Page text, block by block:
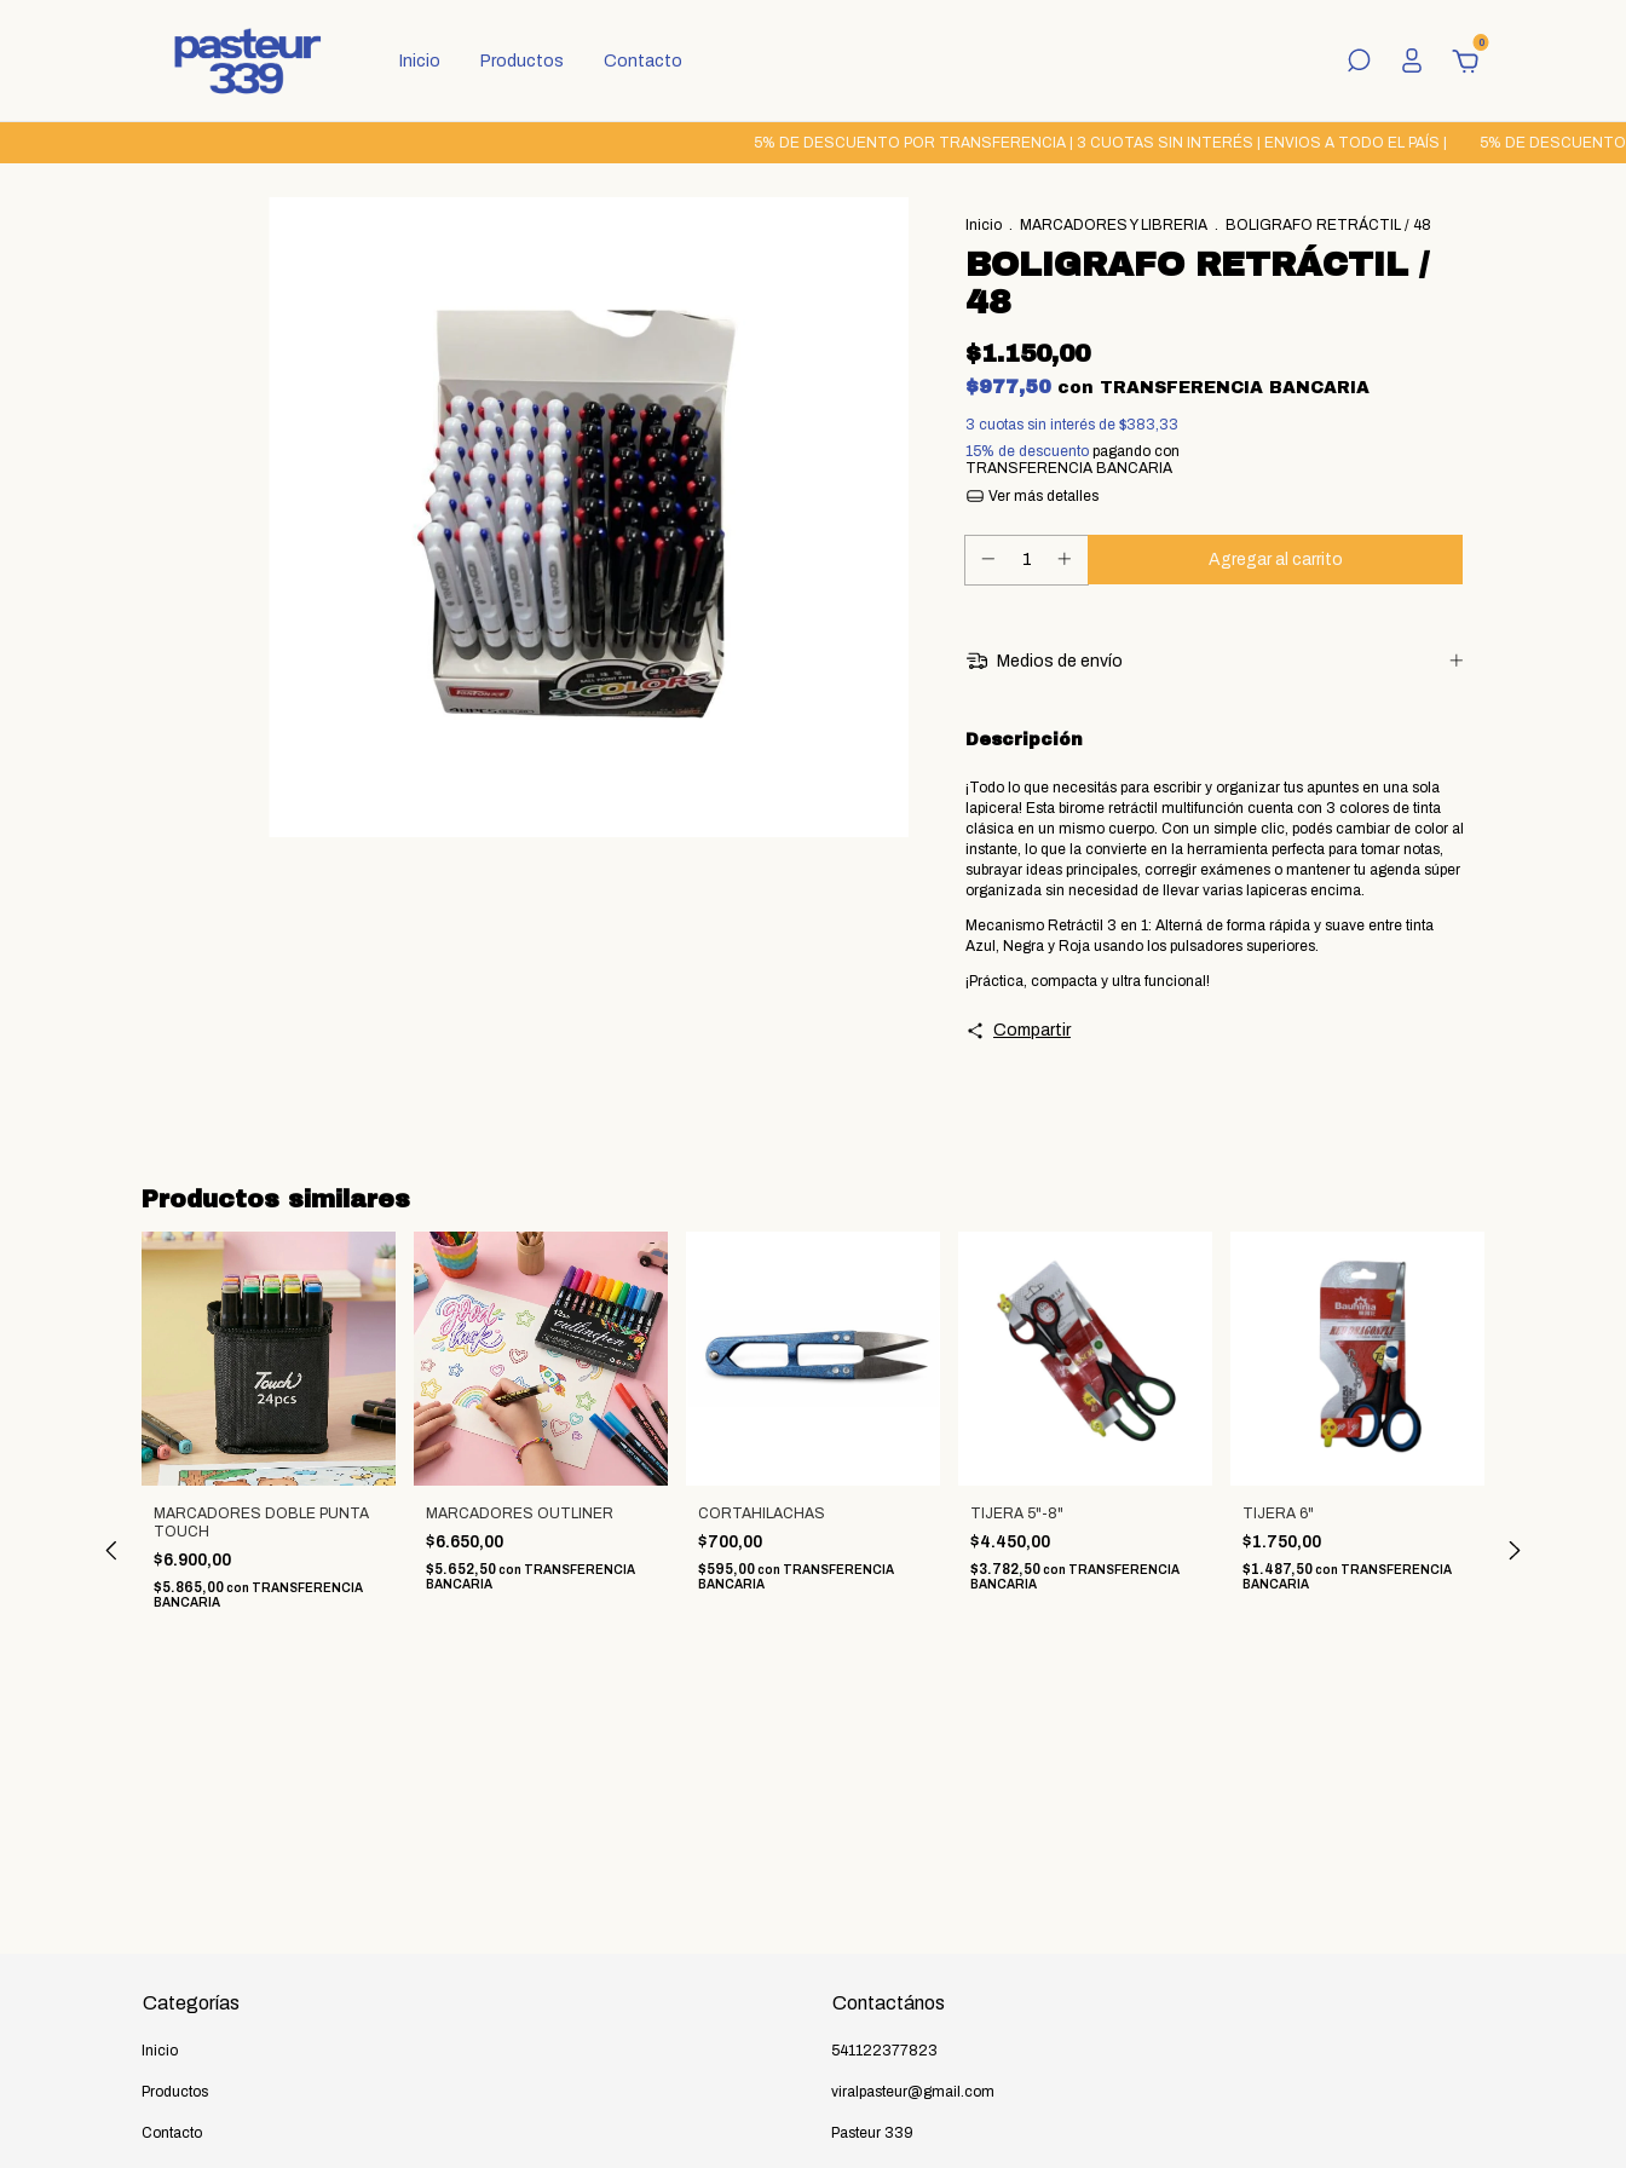
Inicio Productos Contacto
0
5% DE DESCUENTO POR TRANSFERENCIA | 3 CUOTAS SIN INTERÉS | ENVIOS A TODO EL PAÍS | 5% DE DESCUENTO
Inicio . MARCADORES Y LIBRERIA . BOLIGRAFO RETRÁCTIL / 48
BOLIGRAFO RETRÁCTIL /
48
$1.150,00
$977,50 con TRANSFERENCIA BANCARIA
3 cuotas sin interés de $383,33
15% de descuento pagando con
TRANSFERENCIA BANCARIA
Ver más detalles
Medios de envío
Descripción
​¡Todo lo que necesitás para escribir y organizar tus apuntes en una sola
lapicera! Esta birome retráctil multifunción cuenta con 3 colores de tinta
clásica en un mismo cuerpo. Con un simple clic, podés cambiar de color al
instante, lo que la convierte en la herramienta perfecta para tomar notas,
subrayar ideas principales, corregir exámenes o mantener tu agenda súper
organizada sin necesidad de llevar varias lapiceras encima.
​Mecanismo Retráctil 3 en 1: Alterná de forma rápida y suave entre tinta
Azul, Negra y Roja usando los pulsadores superiores.
¡Práctica, compacta y ultra funcional!
Compartir
Productos similares
MARCADORES DOBLE PUNTA
TOUCH
$6.900,00
$5.865,00con TRANSFERENCIA
BANCARIA
MARCADORES OUTLINER
$6.650,00
$5.652,50con TRANSFERENCIA
BANCARIA
CORTAHILACHAS
$700,00
$595,00con TRANSFERENCIA
BANCARIA
TIJERA 5"-8"
$4.450,00
$3.782,50con TRANSFERENCIA
BANCARIA
TIJERA 6"
$1.750,00
$1.487,50con TRANSFERENCIA
BANCARIA
$2.950,00
Categorías
Inicio
Productos
Contacto
Contactános
541122377823
viralpasteur@gmail.com
Pasteur 339